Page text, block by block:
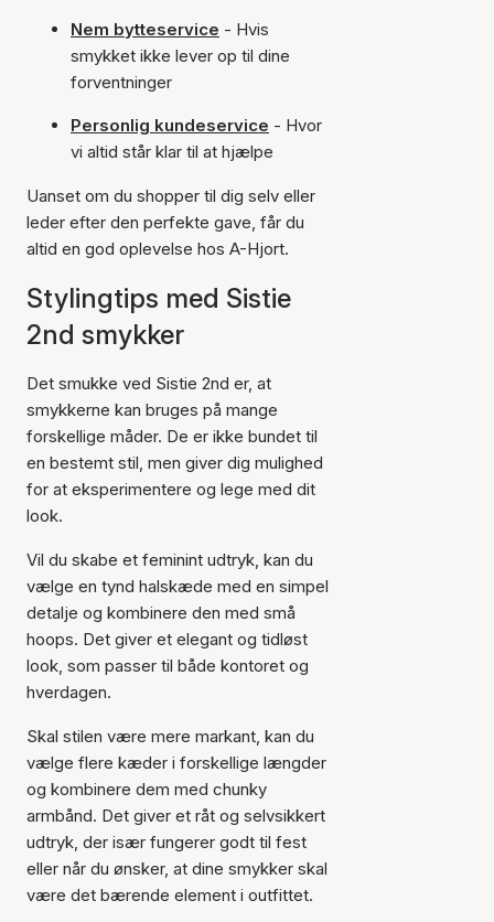
Nem bytteservice - Hvis
smykket ikke lever op til dine
forventninger
Personlig kundeservice - Hvor
vi altid står klar til at hjælpe
Uanset om du shopper til dig selv eller
leder efter den perfekte gave, får du
altid en god oplevelse hos A-Hjort.
Stylingtips med Sistie
2nd smykker
Det smukke ved Sistie 2nd er, at
smykkerne kan bruges på mange
forskellige måder. De er ikke bundet til
en bestemt stil, men giver dig mulighed
for at eksperimentere og lege med dit
look.
Vil du skabe et feminint udtryk, kan du
vælge en tynd halskæde med en simpel
detalje og kombinere den med små
hoops. Det giver et elegant og tidløst
look, som passer til både kontoret og
hverdagen.
Skal stilen være mere markant, kan du
vælge flere kæder i forskellige længder
og kombinere dem med chunky
armbånd. Det giver et råt og selvsikkert
udtryk, der især fungerer godt til fest
eller når du ønsker, at dine smykker skal
være det bærende element i outfittet.